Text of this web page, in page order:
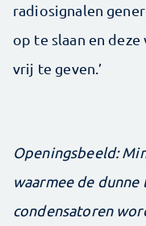
radiosignalen
op te slaan en
vrij te geven.’
Openingsbeeld:
waarmee de
condensatoren